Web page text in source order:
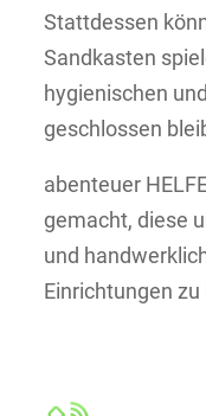
Stattdessen
Sandkasten
hygienischen
geschlossen
abenteuer
gemacht, diese
und
Einrichtungen zu